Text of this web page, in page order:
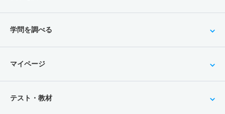
学問を調べる
マイページ
テスト・教材